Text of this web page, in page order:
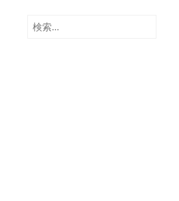
イ
検